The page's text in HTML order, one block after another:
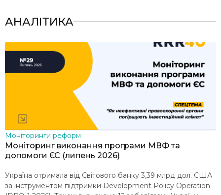
АНАЛІТИКА
Моніторинги реформ
Моніторинг виконання програми МВФ та
допомоги ЄС (липень 2026)
Україна отримала від Світового банку 3,39 млрд дол. США
за інструментом підтримки Development Policy Operation